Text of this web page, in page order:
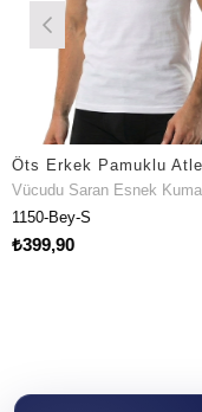
Öts Erkek Pamuklu Atlet Esnek Premium Günlük Kullanım (1150)
Saran Esnek Kumaş
S